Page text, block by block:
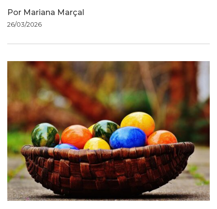
Por Mariana Marçal
26/03/2026